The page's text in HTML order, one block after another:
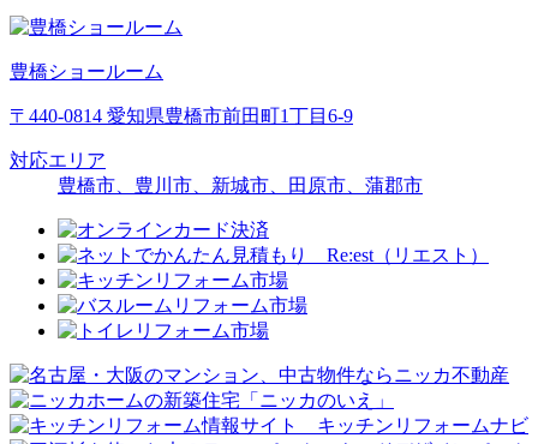
豊橋ショールーム
〒440-0814 愛知県豊橋市前田町1丁目6-9
対応エリア
豊橋市、豊川市、新城市、田原市、蒲郡市